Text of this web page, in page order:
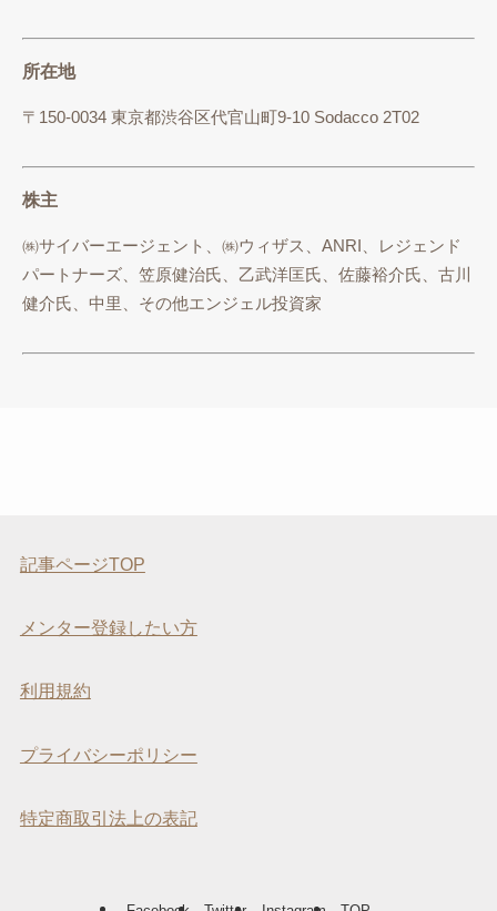
所在地
〒150-0034 東京都渋谷区代官山町9-10 Sodacco 2T02
株主
㈱サイバーエージェント、㈱ウィザス、ANRI、レジェンド
パートナーズ、笠原健治氏、乙武洋匡氏、佐藤裕介氏、古川
健介氏、中里、その他エンジェル投資家
記事ページTOP
メンター登録したい方
利用規約
プライバシーポリシー
特定商取引法上の表記